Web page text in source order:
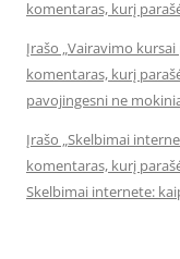
komentaras, kurį
Įrašo „Vairavimo
komentaras, kurį
pavojingesni ne
Įrašo „Skelbimai
komentaras, kurį
Skelbimai internete: